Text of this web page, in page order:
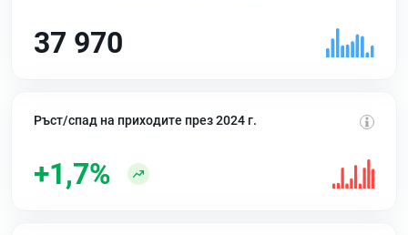
37 970
Ръст/спад на приходите през 2024 г.
+1,7%